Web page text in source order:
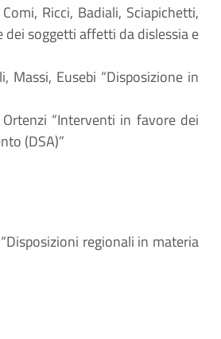
Ricci, Badiali, Sciapichetti,
dei soggetti affetti da dislessia e
Massi, Eusebi “Disposizione in
“Interventi in favore dei
(DSA)”
regionali in materia